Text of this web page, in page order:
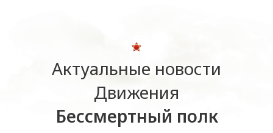
Актуальные новости
Движения
Бессмертный полк